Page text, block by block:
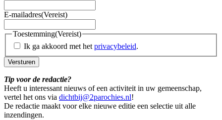
E-mailadres(Vereist)
Toestemming(Vereist)
Ik ga akkoord met hetprivacybeleid.
Versturen
Tip voor de redactie?
Heeft u interessant nieuws of een activiteit in uw gemeenschap,
vertel het ons via dichtbij@2parochies.nl!
De redactie maakt voor elke nieuwe editie een selectie uit alle
inzendingen.